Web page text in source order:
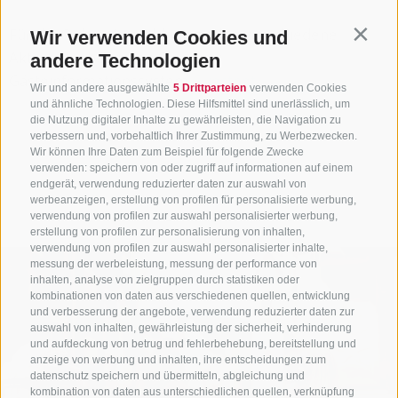
Wir verwenden Cookies und
andere Technologien
Wir und andere ausgewählte 5 Drittparteien verwenden Cookies
und ähnliche Technologien. Diese Hilfsmittel sind unerlässlich, um
die Nutzung digitaler Inhalte zu gewährleisten, die Navigation zu
verbessern und, vorbehaltlich Ihrer Zustimmung, zu Werbezwecken.
Wir können Ihre Daten zum Beispiel für folgende Zwecke
verwenden: speichern von oder zugriff auf informationen auf einem
endgerät, verwendung reduzierter daten zur auswahl von
werbeanzeigen, erstellung von profilen für personalisierte werbung,
verwendung von profilen zur auswahl personalisierter werbung,
erstellung von profilen zur personalisierung von inhalten,
verwendung von profilen zur auswahl personalisierter inhalte,
messung der werbeleistung, messung der performance von
inhalten, analyse von zielgruppen durch statistiken oder
kombinationen von daten aus verschiedenen quellen, entwicklung
und verbesserung der angebote, verwendung reduzierter daten zur
auswahl von inhalten, gewährleistung der sicherheit, verhinderung
und aufdeckung von betrug und fehlerbehebung, bereitstellung und
anzeige von werbung und inhalten, ihre entscheidungen zum
datenschutz speichern und übermitteln, abgleichung und
kombination von daten aus unterschiedlichen quellen, verknüpfung
Für die Online-Anmeldung zu den verschiedene
Aktivitäten besuchen Sie unser
GästeinformationssystemGuestnet.